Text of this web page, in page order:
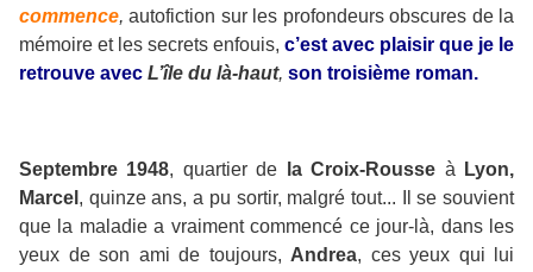
commence,autofiction sur les profondeurs obscures de la
mémoire et les secrets enfouis, c’est avec plaisir que je le
retrouve avec L’île du là-haut, son troisième roman.
Septembre 1948, quartier de la Croix-Rousse à
Lyon,
Marcel , quinze ans, a pu sortir, malgré tout... Il se souvient
que la maladie a vraiment commencé ce jour-là, dans les
yeux de son ami de toujours, Andrea, ces yeux qui lui